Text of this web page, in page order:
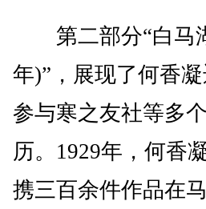
第二部分“白马
年)”，展现了何香
参与寒之友社等多
历。1929年，何香
携三百余件作品在